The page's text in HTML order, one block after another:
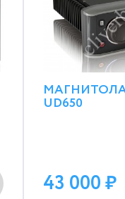
МАГНИТОЛА
UD650
43 000